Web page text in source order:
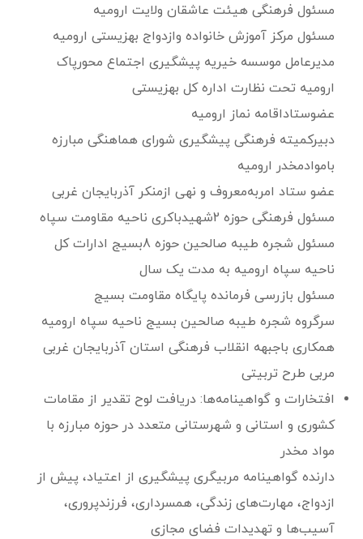
مسئول فرهنگی هیئت عاشقان ولایت ارومیه
مسئول مرکز آموزش خانواده وازدواج بهزیستی ارومیه
مدیرعامل موسسه خیریه پیشگیری اجتماع محورپاک
ارومیه تحت نظارت اداره کل بهزیستی
عضوستاداقامه نماز ارومیه
دبیرکمیته فرهنگی پیشگیری شورای هماهنگی مبارزه
باموادمخدر ارومیه
عضو ستاد امربه‌معروف و نهی ازمنکر آذربایجان غربی
مسئول فرهنگی حوزه 2شهیدباکری ناحیه مقاومت سپاه
مسئول شجره طیبه صالحین حوزه 8بسیج ادارات کل
ناحیه سپاه ارومیه به مدت یک سال
مسئول بازرسی فرمانده پایگاه مقاومت بسیج
سرگروه شجره طیبه صالحین بسیج ناحیه سپاه ارومیه
همکاری باجبهه انقلاب فرهنگی استان آذربایجان غربی
مربی طرح تربیتی
افتخارات و گواهینامه‌ها: دریافت لوح تقدیر از مقامات
کشوری و استانی و شهرستانی متعدد در حوزه مبارزه با
مواد مخدر
دارنده گواهینامه مربیگری پیشگیری از اعتیاد، پیش از
ازدواج، مهارت‌های زندگی، همسرداری، فرزندپروری،
آسیب‌ها و تهدیدات فضای مجازی